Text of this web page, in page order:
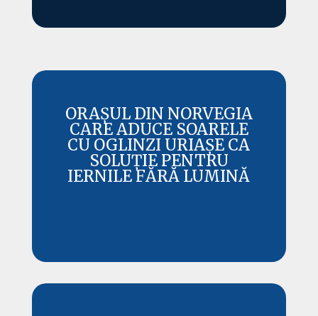
ORAȘUL DIN NORVEGIA
CARE ADUCE SOARELE
CU OGLINZI URIAȘE CA
SOLUȚIE PENTRU
IERNILE FĂRĂ LUMINĂ